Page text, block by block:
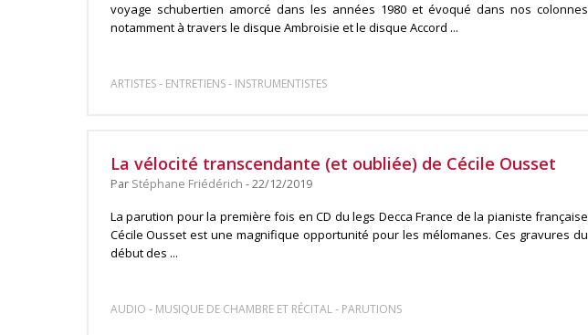
voyage schubertien amorcé dans les années 1980 et évoqué dans nos colonnes
notamment à travers le disque Ambroisie et le disque Accord ...
ARTISTES- ENTRETIENS- INSTRUMENTISTES
La vélocité transcendante (et oubliée) de Cécile Ousset
Par Stéphane Friédérich - 22/12/2019
La parution pour la première fois en CD du legs Decca France de la pianiste française
Cécile Ousset est une magnifique opportunité pour les mélomanes. Ces gravures du
début des ...
AUDIO - MUSIQUE DE CHAMBRE ET RÉCITAL- PARUTIONS